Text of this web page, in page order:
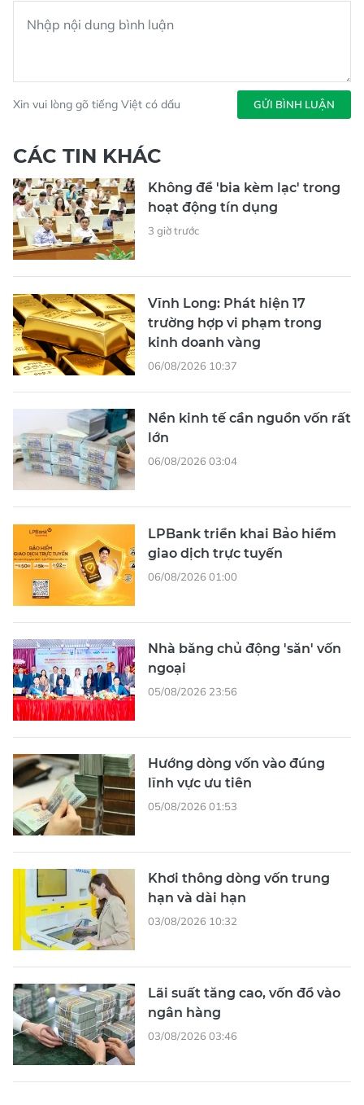
Xin vui lòng gõ tiếng Việt có dấu GỬI BÌNH LUẬN
CÁC TIN KHÁC
Không để 'bia kèm lạc' trong
hoạt động tín dụng
3 giờ trước
Vĩnh Long: Phát hiện 17
trường hợp vi phạm trong
kinh doanh vàng
06/08/2026 10:37
Nền kinh tế cần nguồn vốn rất
lớn
06/08/2026 03:04
LPBank triển khai Bảo hiểm
giao dịch trực tuyến
06/08/2026 01:00
Nhà băng chủ động 'săn' vốn
ngoại
05/08/2026 23:56
Hướng dòng vốn vào đúng
lĩnh vực ưu tiên
05/08/2026 01:53
Khơi thông dòng vốn trung
hạn và dài hạn
03/08/2026 10:32
Lãi suất tăng cao, vốn đổ vào
ngân hàng
03/08/2026 03:46